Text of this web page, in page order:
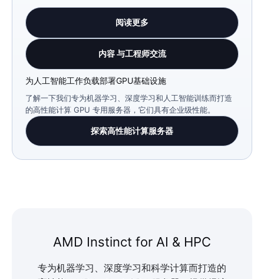
阅读更多
内容 与工程师交流
为人工智能工作负载部署GPU基础设施
了解一下我们专为机器学习、深度学习和人工智能训练而打造
的高性能计算 GPU 专用服务器，它们具有企业级性能。
探索高性能计算服务器
AMD Instinct for AI & HPC
专为机器学习、深度学习和科学计算而打造的